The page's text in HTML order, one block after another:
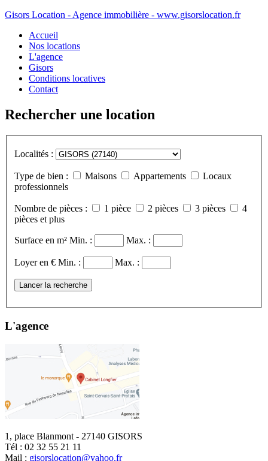
Gisors Location - Agence immobilière - www.gisorslocation.fr
Accueil
Nos locations
L'agence
Gisors
Conditions locatives
Contact
Rechercher une location
Localités :
Type de bien : Maisons Appartements
Locaux
professionnels
Nombre de pièces : 1 pièce 2 pièces 3 pièces
4
pièces et plus
Surface en m² Min. : Max. :
Loyer en € Min. : Max. :
Lancer la recherche
L'agence
1, place Blanmont - 27140 GISORS
Tél : 02 32 55 21 11
Mail : gisorslocation@yahoo.fr